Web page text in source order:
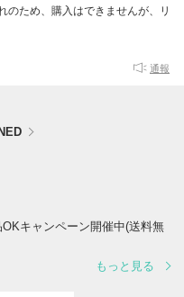
のため、購入はできませんが、リ
通報
キャンペーン開催中(送料無
の送料も無料です。もっと見る